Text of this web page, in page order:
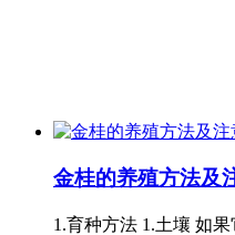
金桂的养殖方法及
1.育种方法 1.土壤 如